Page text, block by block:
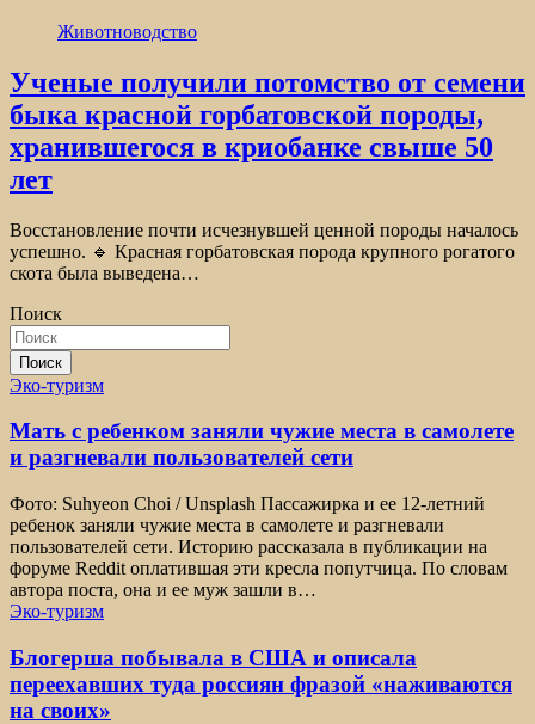
Животноводство
Ученые получили потомство от семени
быка красной горбатовской породы,
хранившегося в криобанке свыше 50
лет
Восстановление почти исчезнувшей ценной породы началось
успешно. 🔹 Красная горбатовская порода крупного рогатого
скота была выведена…
Поиск
Поиск
Эко-туризм
Мать с ребенком заняли чужие места в самолете
и разгневали пользователей сети
Фото: Suhyeon Choi / Unsplash Пассажирка и ее 12-летний
ребенок заняли чужие места в самолете и разгневали
пользователей сети. Историю рассказала в публикации на
форуме Reddit оплатившая эти кресла попутчица. По словам
автора поста, она и ее муж зашли в…
Эко-туризм
Блогерша побывала в США и описала
переехавших туда россиян фразой «наживаются
на своих»